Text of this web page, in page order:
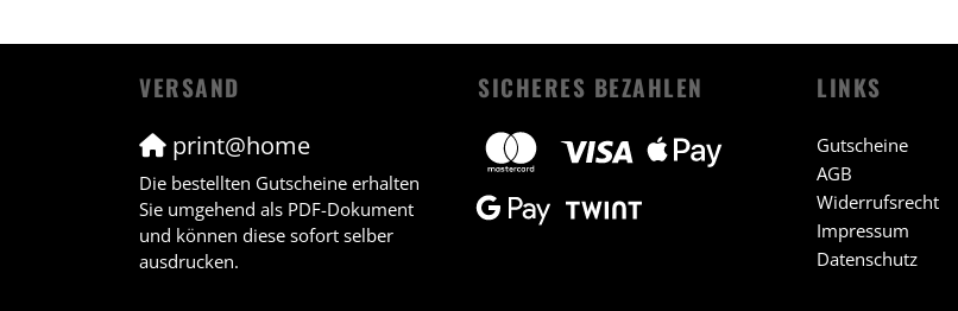
VERSAND
print@home
Die bestellten Gutscheine erhalten
Sie umgehend als PDF-Dokument
und können diese sofort selber
ausdrucken.
SICHERES BEZAHLEN LINKS
Gutscheine
AGB
Widerrufsrecht
Impressum
Datenschutz